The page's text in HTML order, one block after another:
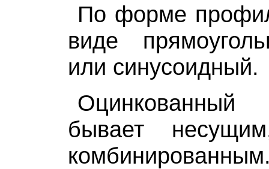
По форме
виде
или синусоидный.
бывает